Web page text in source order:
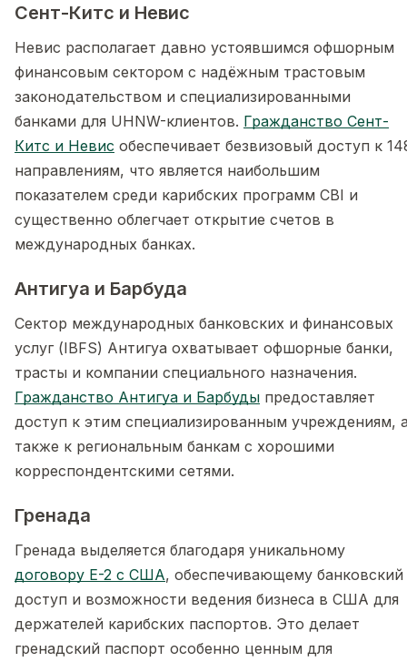
Сент-Китс и Невис
Невис располагает давно устоявшимся офшорным
финансовым сектором с надёжным трастовым
законодательством и специализированными
банками для UHNW-клиентов. Гражданство Сент-
Китс и Невис обеспечивает безвизовый доступ к
направлениям, что является наибольшим
показателем среди карибских программ CBI и
существенно облегчает открытие счетов в
международных банках.
Антигуа и Барбуда
Сектор международных банковских и финансовых
услуг (IBFS) Антигуа охватывает офшорные банки,
трасты и компании специального назначения.
Гражданство Антигуа и Барбуды предоставляет
доступ к этим специализированным учреждениям,
также к региональным банкам с хорошими
корреспондентскими сетями.
Гренада
Гренада выделяется благодаря уникальному
договору E-2 с США, обеспечивающему банковский
доступ и возможности ведения бизнеса в США для
держателей карибских паспортов. Это делает
гренадский паспорт особенно ценным для